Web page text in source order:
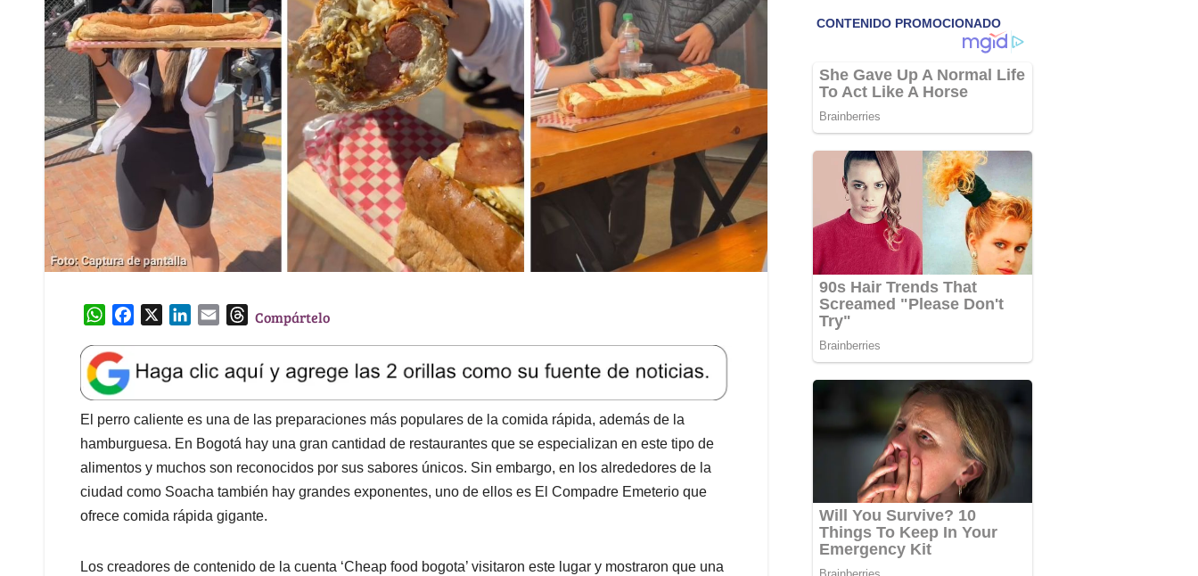
W
a
t
s
A
p
p
e
b
o
o
k
k
e
d
I
n
l
T
e
a
d
s
Compártelo
El perro caliente es una de las preparaciones más populares de la comida rápida, además de la
hamburguesa. En Bogotá hay una gran cantidad de restaurantes que se especializan en este tipo de
alimentos y muchos son reconocidos por sus sabores únicos. Sin embargo, en los alrededores de la
ciudad como Soacha también hay grandes exponentes, uno de ellos es El Compadre Emeterio que
ofrece comida rápida gigante.
Los creadores de contenido de la cuenta ‘Cheap food bogota’ visitaron este lugar y mostraron que una